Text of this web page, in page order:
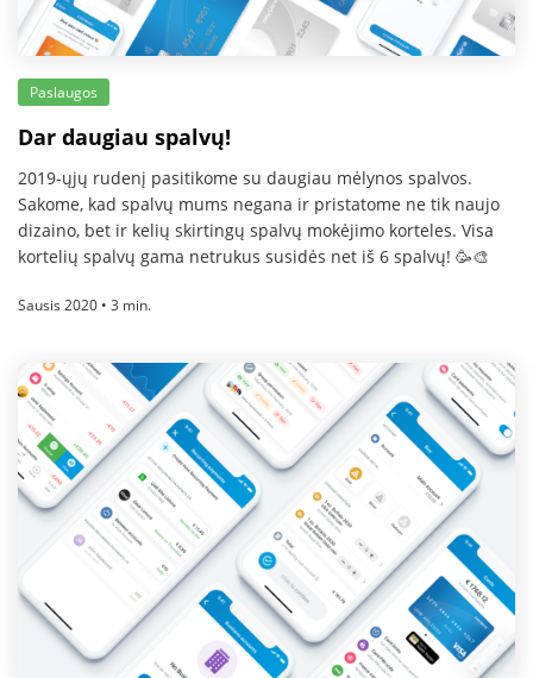
Paslaugos
Dar daugiau spalvų!
2019-ųjų rudenį pasitikome su daugiau mėlynos spalvos.
Sakome, kad spalvų mums negana ir pristatome ne tik naujo
dizaino, bet ir kelių skirtingų spalvų mokėjimo korteles. Visa
kortelių spalvų gama netrukus susidės net iš 6 spalvų! 🥳🎨
Sausis 2020 • 3 min.